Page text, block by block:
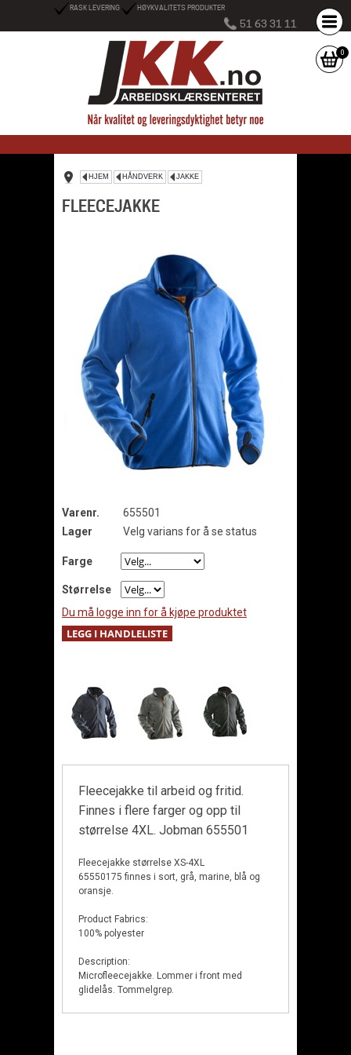
0
RASK LEVERING HØYKVALITETS PRODUKTER
51 63 31 11
HJEM HÅNDVERK JAKKE
FLEECEJAKKE
Varenr.
655501
Lager
Velg varians for å se status
Farge
Størrelse
Du må logge inn for å kjøpe produktet
Fleecejakke til arbeid og fritid.
Finnes i flere farger og opp til
størrelse 4XL. Jobman 655501
Fleecejakke størrelse XS-4XL
65550175 finnes i sort, grå, marine, blå og
oransje.
Product Fabrics:
100% polyester
Description:
Microfleecejakke. Lommer i front med
glidelås. Tommelgrep.